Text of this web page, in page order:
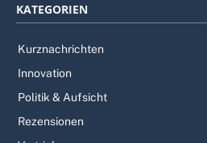
KATEGORIEN
Kurznachrichten
Innovation
Politik & Aufsicht
Rezensionen